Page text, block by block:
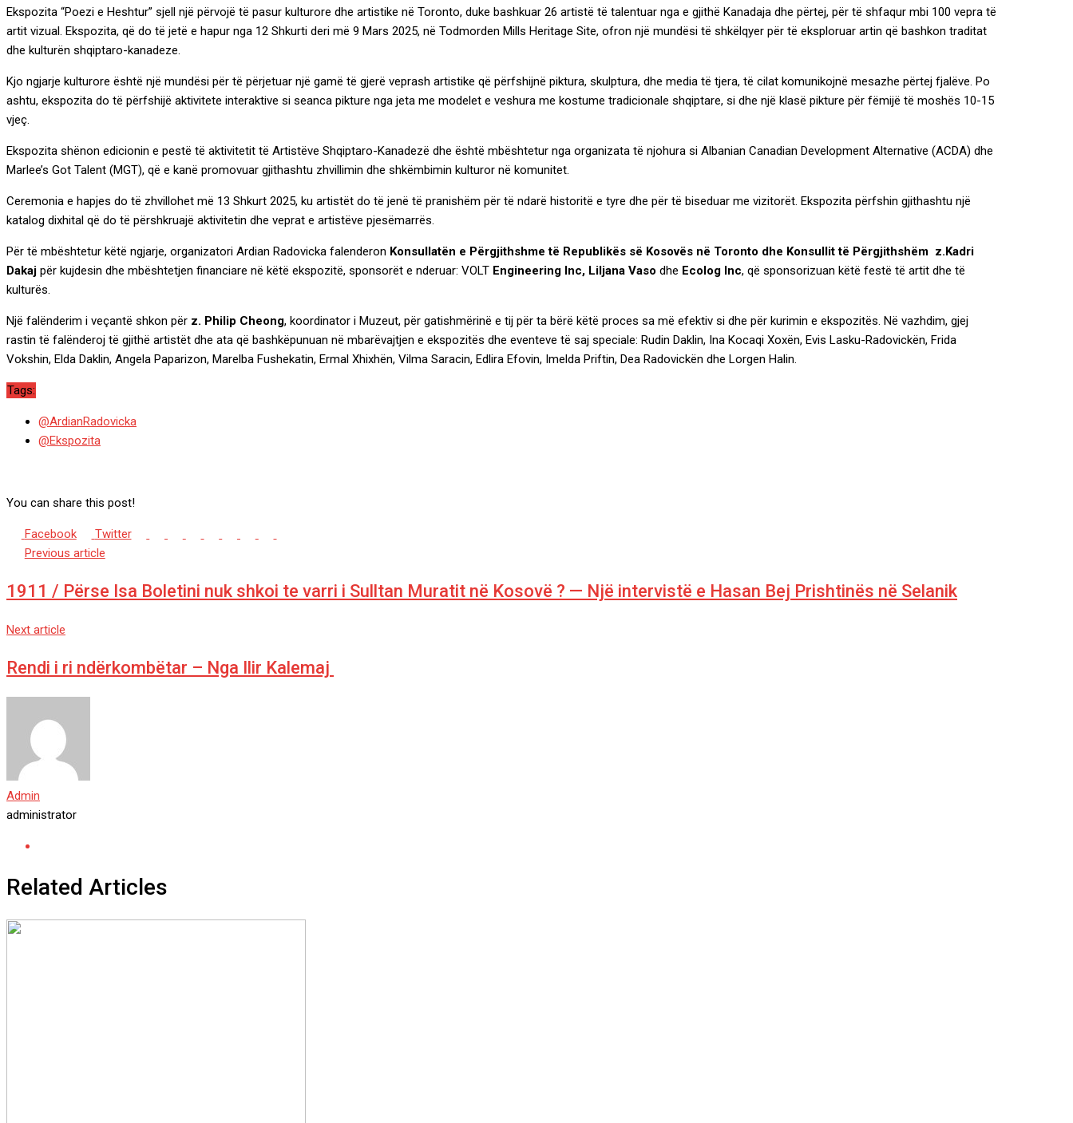
Email
Ekspozita “Poezi e Heshtur” sjell një përvojë të pasur kulturore dhe artistike në Toronto, duke bashkuar 26 artistë të talentuar nga e gjithë Kanadaja dhe përtej, për të shfaqur mbi 100 vepra të
artit vizual. Ekspozita, që do të jetë e hapur nga 12 Shkurti deri më 9 Mars 2025, në Todmorden Mills Heritage Site, ofron një mundësi të shkëlqyer për të eksploruar artin që bashkon traditat
dhe kulturën shqiptaro-kanadeze.
Kjo ngjarje kulturore është një mundësi për të përjetuar një gamë të gjerë veprash artistike që përfshijnë piktura, skulptura, dhe media të tjera, të cilat komunikojnë mesazhe përtej fjalëve. Po
ashtu, ekspozita do të përfshijë aktivitete interaktive si seanca pikture nga jeta me modelet e veshura me kostume tradicionale shqiptare, si dhe një klasë pikture për fëmijë të moshës 10-15
vjeç.
Ekspozita shënon edicionin e pestë të aktivitetit të Artistëve Shqiptaro-Kanadezë dhe është mbështetur nga organizata të njohura si Albanian Canadian Development Alternative (ACDA) dhe
Marlee’s Got Talent (MGT), që e kanë promovuar gjithashtu zhvillimin dhe shkëmbimin kulturor në komunitet.
Ceremonia e hapjes do të zhvillohet më 13 Shkurt 2025, ku artistët do të jenë të pranishëm për të ndarë historitë e tyre dhe për të biseduar me vizitorët. Ekspozita përfshin gjithashtu një
katalog dixhital që do të përshkruajë aktivitetin dhe veprat e artistëve pjesëmarrës.
Për të mbështetur këtë ngjarje, organizatori Ardian Radovicka falenderon Konsullatën e Përgjithshme të Republikës së Kosovës në Toronto dhe Konsullit të Përgjithshëm z.Kadri
Dakaj për kujdesin dhe mbështetjen financiare në këtë ekspozitë, sponsorët e nderuar: VOLT Engineering Inc, Liljana Vaso dhe Ecolog Inc, që sponsorizuan këtë festë të artit dhe të
kulturës.
Një falënderim i veçantë shkon për z. Philip Cheong, koordinator i Muzeut, për gatishmërinë e tij për ta bërë këtë proces sa më efektiv si dhe për kurimin e ekspozitës. Në vazhdim, gjej
rastin të falënderoj të gjithë artistët dhe ata që bashkëpunuan në mbarëvajtjen e ekspozitës dhe eventeve të saj speciale: Rudin Daklin, Ina Kocaqi Xoxën, Evis Lasku-Radovickën, Frida
Vokshin, Elda Daklin, Angela Paparizon, Marelba Fushekatin, Ermal Xhixhën, Vilma Saracin, Edlira Efovin, Imelda Priftin, Dea Radovickën dhe Lorgen Halin.
Tags:
@ArdianRadovicka
@Ekspozita
You can share this post!
Facebook Twitter
Previous article
1911 / Përse Isa Boletini nuk shkoi te varri i Sulltan Muratit në Kosovë ? — Një intervistë e Hasan Bej Prishtinës në Selanik
Next article
Rendi i ri ndërkombëtar – Nga Ilir Kalemaj
Admin
administrator
Related Articles